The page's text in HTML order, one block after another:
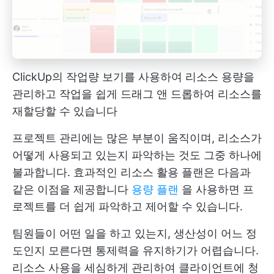
ClickUp의 작업량 보기를 사용하여 리소스 용량을
관리하고 작업을 쉽게 드래그 앤 드롭하여 리소스를
재할당할 수 있습니다
프로젝트 관리에는 많은 부분이 움직이며, 리소스가
어떻게 사용되고 있는지 파악하는 것도 그중 하나에
불과합니다. 효과적인 리소스 활용 플랜은 다음과
같은 이점을 제공합니다 용량 플랜 을 사용하면 프
로젝트를 더 쉽게 파악하고 제어할 수 있습니다.
팀원들이 어떤 일을 하고 있는지, 생산성이 어느 정
도인지 모른다면 통제력을 유지하기가 어렵습니다.
리소스 사용을 세심하게 관리하여 클라이언트에 청